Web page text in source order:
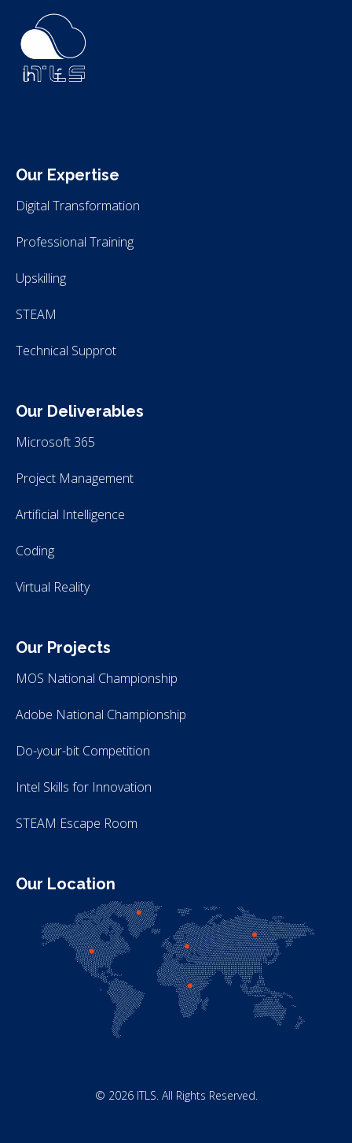
Our Expertise
Digital Transformation
Professional Training
Upskilling
STEAM
Technical Supprot
Our Deliverables
Microsoft 365
Project Management
Artificial Intelligence
Coding
Virtual Reality
Our Projects
MOS National Championship
Adobe National Championship
Do-your-bit Competition
Intel Skills for Innovation
STEAM Escape Room
Our Location
© 2026 ITLS. All Rights Reserved.